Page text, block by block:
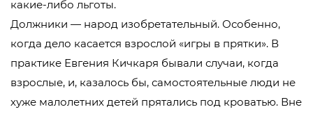
какие-либо льготы.
Должники — народ изобретательный. Особенно,
когда дело касается взрослой «игры в прятки». В
практике Евгения Кичкаря бывали случаи, когда
взрослые, и, казалось бы, самостоятельные люди не
хуже малолетних детей прятались под кроватью. Вне